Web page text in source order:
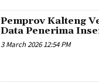
Pemprov Kalteng
Data Penerima
3 March 2026 12:54 PM